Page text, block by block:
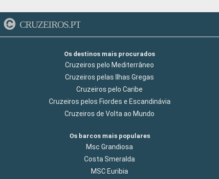
CRUZEIROS.PT
Os destinos mais procurados
Cruzeiros pelo Mediterrâneo
Cruzeiros pelas Ilhas Gregas
Cruzeiros pelo Caribe
Cruzeiros pelos Fiordes e Escandinávia
Cruzeiros de Volta ao Mundo
Os barcos mais populares
Msc Grandiosa
Costa Smeralda
MSC Euribia